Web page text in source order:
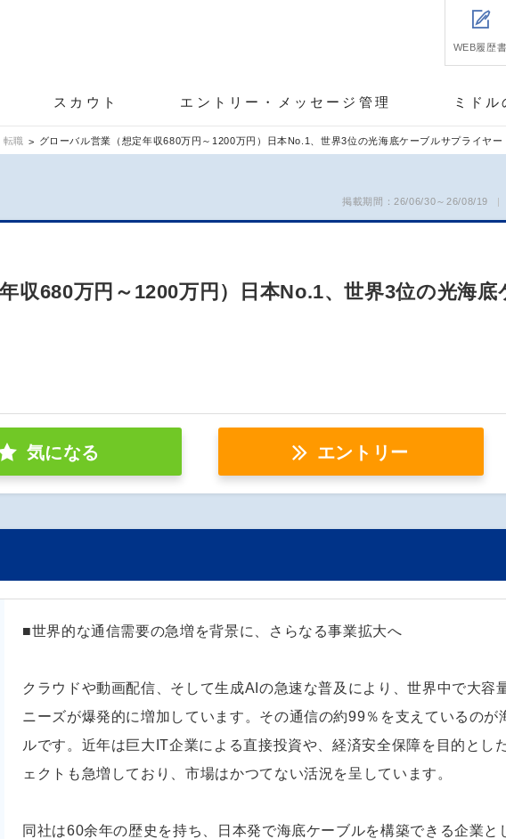
WEB履歴書
スカウト エントリー・メッセージ管理 ミドル
転職 グローバル営業（想定年収680万円～1200万円）日本No.1、世界3位の光海底ケーブルサプライヤー
掲載期間：26/06/30～26/08/19
収680万円～1200万円）日本No.1、世界3位の光海底
気になる エントリー
■世界的な通信需要の急増を背景に、さらなる事業拡大へ
クラウドや動画配信、そして生成AIの急速な普及により、世界中で大容
ニーズが爆発的に増加しています。その通信の約99％を支えているのが
ルです。近年は巨大IT企業による直接投資や、経済安全保障を目的とし
ェクトも急増しており、市場はかつてない活況を呈しています。
同社は60余年の歴史を持ち、日本発で海底ケーブルを構築できる企業と